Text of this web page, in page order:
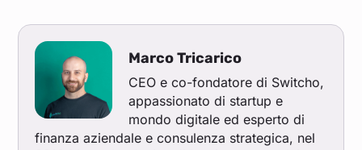
Marco Tricarico
CEO e co-fondatore di Switcho,
appassionato di startup e
mondo digitale ed esperto di
finanza aziendale e consulenza strategica, nel